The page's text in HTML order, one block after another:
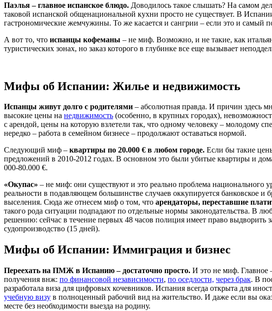
Паэлья – главное испанское блюдо. Доводилось такое слышать? На самом
таковой испанской общенациональной кухни просто не существует. В
гастрономические жемчужины. То же касается и сангрии – если это и
А вот то, что испанцы кофеманы – не миф. Возможно, и не такие, как
туристических зонах, но заказ которого в глубинке все еще вызывает
Мифы об Испании: Жилье и недвижимость
Испанцы живут долго с родителями – абсолютная правда. И причин здесь
высокие цены на недвижимость (особенно, в крупных городах),
с арендой, цены на которую взлетели так, что одному человеку – молодому
нередко – работа в семейном бизнесе – продолжают оставаться нормой.
Следующий миф – квартиры по 20.000 € в любом городе. Если бы такие
предложений в 2010-2012 годах. В основном это были убитые квартиры и
000-80.000 €.
«Окупас» – не миф: они существуют и это реально проблема национального
реальности в подавляющем большинстве случаев оккупируется банковское
выселения. Сюда же отнесем миф о том, что арендаторы, переставшие
такого рода ситуации подпадают по отдельные нормы законодательства. В
решению: сейчас в течение первых 48 часов полиция имеет право выдворить
судопроизводство (15 дней).
Мифы об Испании: Иммиграция и бизнес
Переехать на ПМЖ в Испанию – достаточно просто. И это не миф. Главное
получения внж: по финансовой независимости, по оседлости, через брак. В
разработала виза для цифровых кочевников. Испания всегда открыта для
учебную визу в полноценный рабочий вид на жительство. И даже если вы
месте без необходимости выезда на родину.